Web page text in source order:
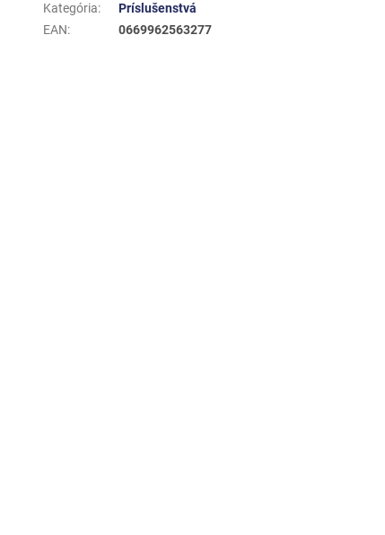
Kategória:
Príslušenstvá
EAN: 0669962563277